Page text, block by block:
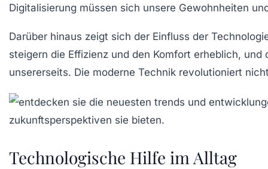
Digitalisierung müssen sich unsere Gewohnheiten
Darüber hinaus zeigt sich der Einfluss der
steigern die Effizienz und den Komfort erheblich, und
unsererseits. Die moderne Technik revolutioniert
Technologische Hilfe im Alltag